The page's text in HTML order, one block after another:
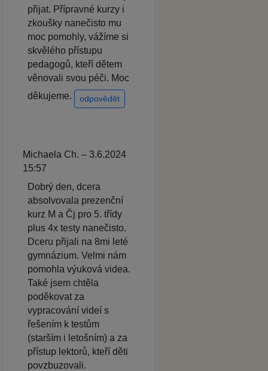
přijat. Přípravné kurzy i
zkoušky nanečisto mu
moc pomohly, vážíme si
skvělého přístupu
pedagogů, kteří dětem
věnovali svou péči. Moc
děkujeme.
odpovědět
Michaela Ch. – 3.6.2024
15:57
Dobrý den, dcera
absolvovala prezenční
kurz M a Čj pro 5. třídy
plus 4x testy nanečisto.
Dceru přijali na 8mi leté
gymnázium. Velmi nám
pomohla výuková videa.
Také jsem chtěla
poděkovat za
vypracování videí s
řešením k testům
(starším i letošním) a za
přístup lektorů, kteří děti
povzbuzovali.